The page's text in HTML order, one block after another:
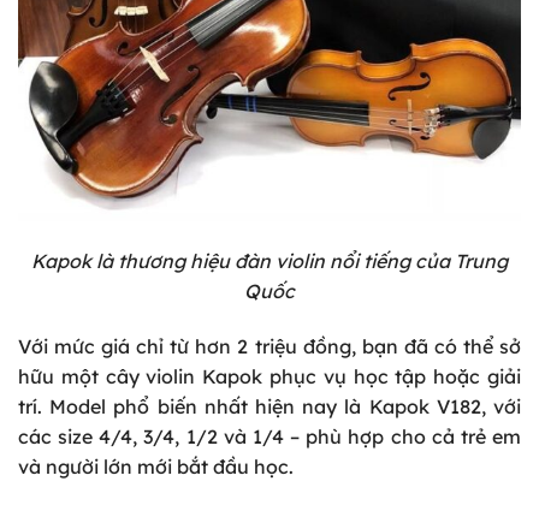
Kapok là thương hiệu đàn violin nổi tiếng của Trung
Quốc
Với mức giá chỉ từ hơn 2 triệu đồng, bạn đã có thể sở
hữu một cây violin Kapok phục vụ học tập hoặc giải
trí. Model phổ biến nhất hiện nay là Kapok V182, với
các size 4/4, 3/4, 1/2 và 1/4 – phù hợp cho cả trẻ em
và người lớn mới bắt đầu học.